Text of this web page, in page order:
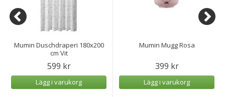
Mumin Duschdraperi 180x200
cm Vit
599 kr
Lägg i varukorg
Mumin Mugg Rosa
399 kr
Lägg i varukorg